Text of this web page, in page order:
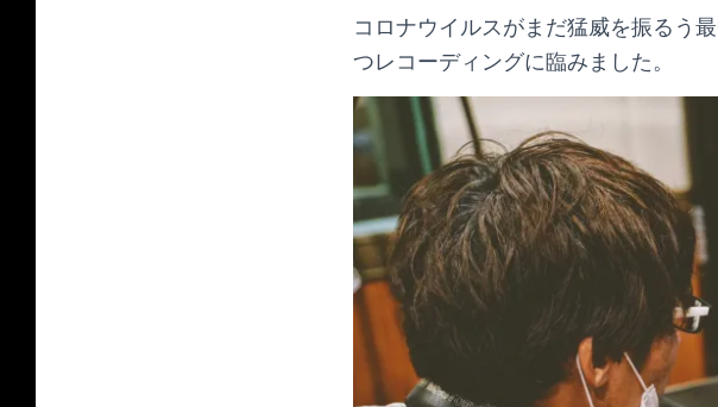
コロナウイルスがまだ猛威を振るう
つレコーディングに臨みました。